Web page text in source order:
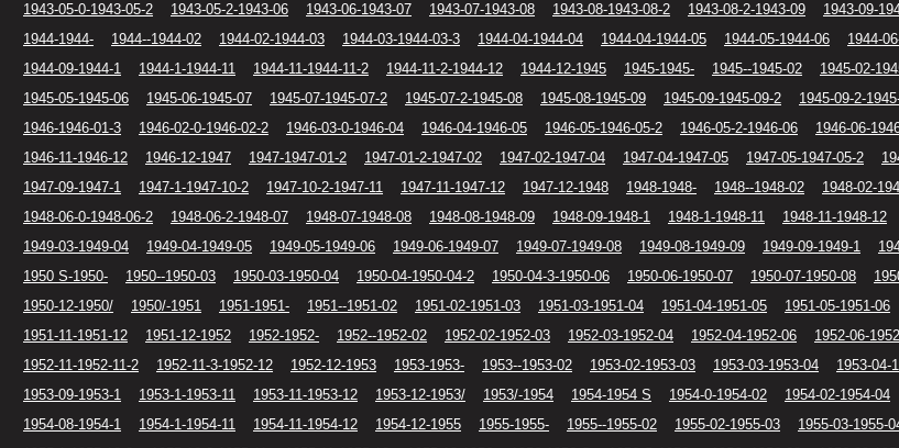
1943-05-0-1943-05-2
1943-05-2-1943-06 1943-06-1943-07 1943-07-1943-08 1943-08-1943-08-2 1943-08-2-1943-09 1943-09-
1944-1944-
1944--1944-02 1944-02-1944-03 1944-03-1944-03-3 1944-04-1944-04 1944-04-1944-05 1944-05-1944-06 1944-
1944-09-1944-1
1944-1-1944-11 1944-11-1944-11-2 1944-11-2-1944-12 1944-12-1945 1945-1945- 1945--1945-02 1945-02-
1945-05-1945-06
1945-06-1945-07 1945-07-1945-07-2 1945-07-2-1945-08 1945-08-1945-09 1945-09-1945-09-2 1945-09-2-
1946-1946-01-3
1946-02-0-1946-02-2 1946-03-0-1946-04 1946-04-1946-05 1946-05-1946-05-2 1946-05-2-1946-06 1946-06-
1946-11-1946-12
1946-12-1947 1947-1947-01-2 1947-01-2-1947-02 1947-02-1947-04 1947-04-1947-05 1947-05-1947-05-2
1947-09-1947-1
1947-1-1947-10-2 1947-10-2-1947-11 1947-11-1947-12 1947-12-1948 1948-1948- 1948--1948-02 1948-02-
1948-06-0-1948-06-2
1948-06-2-1948-07 1948-07-1948-08 1948-08-1948-09 1948-09-1948-1 1948-1-1948-11 1948-11-1948-12
1949-03-1949-04
1949-04-1949-05 1949-05-1949-06 1949-06-1949-07 1949-07-1949-08 1949-08-1949-09 1949-09-1949-1
1950 S-1950-
1950--1950-03 1950-03-1950-04 1950-04-1950-04-2 1950-04-3-1950-06 1950-06-1950-07 1950-07-1950-08
1950-12-1950/
1950/-1951 1951-1951- 1951--1951-02 1951-02-1951-03 1951-03-1951-04 1951-04-1951-05 1951-05-1951-06
1951-11-1951-12
1951-12-1952 1952-1952- 1952--1952-02 1952-02-1952-03 1952-03-1952-04 1952-04-1952-06 1952-06-
1952-11-1952-11-2
1952-11-3-1952-12 1952-12-1953 1953-1953- 1953--1953-02 1953-02-1953-03 1953-03-1953-04 1953-04-
1953-09-1953-1
1953-1-1953-11 1953-11-1953-12 1953-12-1953/ 1953/-1954 1954-1954 S 1954-0-1954-02 1954-02-1954-04
1954-08-1954-1
1954-1-1954-11 1954-11-1954-12 1954-12-1955 1955-1955- 1955--1955-02 1955-02-1955-03 1955-03-1955-